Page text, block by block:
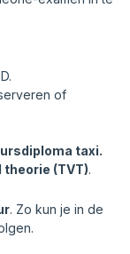
of
taxi.
theorie (TVT).
. Zo kun je in de